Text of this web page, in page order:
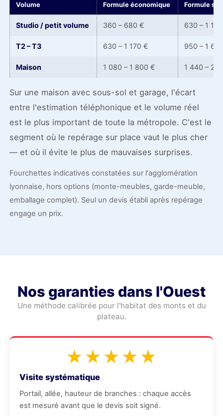
Volume Formule économique Formule
Studio / petit volume 360 – 680 € 630 – 1
T2 – T3 630 – 1 170 € 950 – 1
Maison 1 080 – 1 800 € 1 440 – 2
Sur une maison avec sous-sol et garage, l'écart
entre l'estimation téléphonique et le volume réel
est le plus important de toute la métropole. C'est le
segment où le repérage sur place vaut le plus cher
— et où il évite le plus de mauvaises surprises.
Fourchettes indicatives constatées sur l'agglomération
lyonnaise, hors options (monte-meubles, garde-meuble,
emballage complet). Seul un devis établi après repérage
engage un prix.
Nos garanties dans l'Ouest
Une méthode calibrée pour l'habitat des monts et du
plateau.
★★★★★
Visite systématique
Portail, allée, hauteur de branches : chaque accès
est mesuré avant que le devis soit signé.